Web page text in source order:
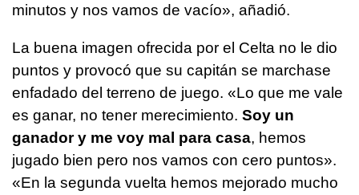
minutos y nos vamos de vacío», añadió.
La buena imagen ofrecida por el Celta no le dio
puntos y provocó que su capitán se marchase
enfadado del terreno de juego. «Lo que me vale
es ganar, no tener merecimiento. Soy un
ganador y me voy mal para casa, hemos
jugado bien pero nos vamos con cero puntos».
«En la segunda vuelta hemos mejorado mucho